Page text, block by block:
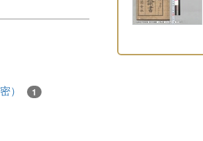
） 1